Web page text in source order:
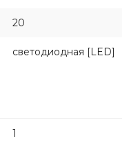
20
светодиодная [LED]
1